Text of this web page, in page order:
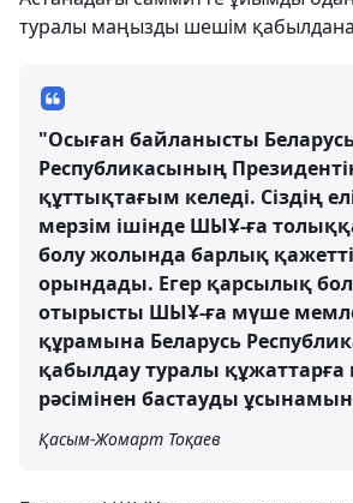
туралы маңызды шешім
"Осыған байланысты
Республикасының
құттықтағым келеді. Сіздің
мерзім ішінде ШЫҰ-ға
болу жолында барлық қажетті
орындады. Егер қарсылық
отырысты ШЫҰ-ға мүше
құрамына Беларусь
қабылдау туралы
рәсімінен бастауды
Қасым-Жомарт Тоқаев